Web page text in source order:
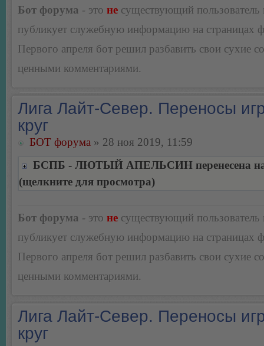
Бот форума - это не существующий пользователь
публикует служебную информацию на страницах
Первого апреля бот решил разбавить свои сухие
ценными комментариями.
Лига Лайт-Север. Переносы
круг
БОТ форума » 28 ноя 2019, 11:59
БСПБ - ЛЮТЫЙ АПЕЛЬСИН перенесена на
(щелкните для просмотра)
Бот форума - это не существующий пользователь
публикует служебную информацию на страницах
Первого апреля бот решил разбавить свои сухие
ценными комментариями.
Лига Лайт-Север. Переносы
круг